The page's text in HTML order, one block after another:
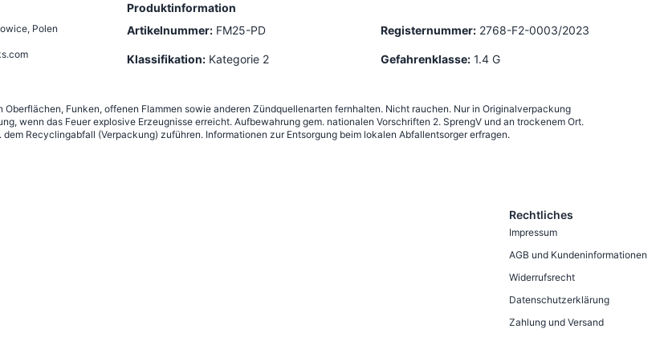
Polen
Produktinformation
Artikelnummer: FM25-PD Registernummer: 2768-F2-0003/2023
Klassifikation: Kategorie 2 Gefahrenklasse: 1.4 G
Funken, offenen Flammen sowie anderen Zündquellenarten fernhalten. Nicht rauchen. Nur in Originalverpackung
wenn das Feuer explosive Erzeugnisse erreicht. Aufbewahrung gem. nationalen Vorschriften 2. SprengV und an trockenem Ort.
Recyclingabfall (Verpackung) zuführen. Informationen zur Entsorgung beim lokalen Abfallentsorger erfragen.
Rechtliches
Impressum
AGB und Kundeninformationen
Widerrufsrecht
Datenschutzerklärung
Zahlung und Versand